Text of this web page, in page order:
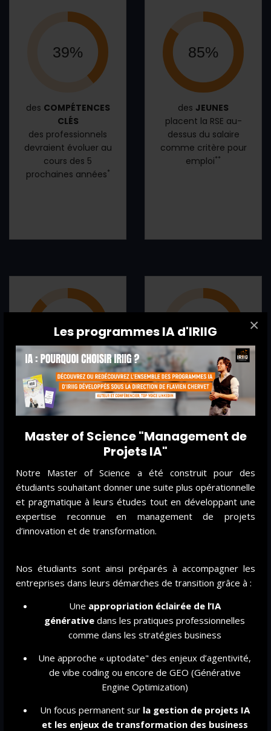
Les programmes IA d'IRIIG
Master of Science "Management de
Projets IA"
Notre Master of Science a été construit pour des
étudiants souhaitant donner une suite plus opérationnelle
et pragmatique à leurs études tout en développant une
expertise reconnue en management de projets
d’innovation et de transformation.
Nos étudiants sont ainsi préparés à accompagner les
entreprises dans leurs démarches de transition grâce à :
Une appropriation éclairée de l’IA
générative dans les pratiques professionnelles
comme dans les stratégies business
Une approche « uptodate" des enjeux d’agentivité,
de vibe coding ou encore de GEO (Générative
Engine Optimization)
Un focus permanent sur la gestion de projets IA
et les enjeux de transformation des business
×
39%
des COMPÉTENCES
CLÉS
des professionnels
devraient évoluer au
cours des 5
prochaines années*
85%
des JEUNES
placent la RSE au-
dessus du salaire
comme critère pour
emploi**
88%
desENTREPRISES
souhaitent opérer un
changement de
50%
desSALARIÉS
auront besoin d’une
requalification d’ici
178 000
OFFRES D'EMPLOIliées à l’IA publiées en France en